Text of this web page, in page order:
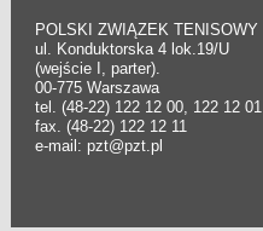
POLSKI ZWIĄZEK TENISOWY
ul. Konduktorska 4 lok.19/U
(wejście I, parter).
00-775 Warszawa
tel. (48-22) 122 12 00, 122 12 01
fax. (48-22) 122 12 11
e-mail: pzt@pzt.pl